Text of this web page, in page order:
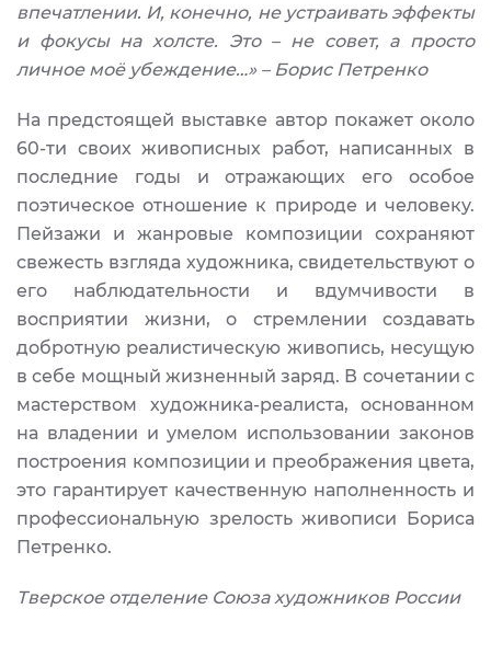
впечатлении. И, конечно, не устраивать эффекты
и фокусы на холсте. Это – не совет, а просто
личное моё убеждение…» – Борис Петренко
На предстоящей выставке автор покажет около
60-ти своих живописных работ, написанных в
последние годы и отражающих его особое
поэтическое отношение к природе и человеку.
Пейзажи и жанровые композиции сохраняют
свежесть взгляда художника, свидетельствуют о
его наблюдательности и вдумчивости в
восприятии жизни, о стремлении создавать
добротную реалистическую живопись, несущую
в себе мощный жизненный заряд. В сочетании с
мастерством художника-реалиста, основанном
на владении и умелом использовании законов
построения композиции и преображения цвета,
это гарантирует качественную наполненность и
профессиональную зрелость живописи Бориса
Петренко.
Тверское отделение Союза художников России